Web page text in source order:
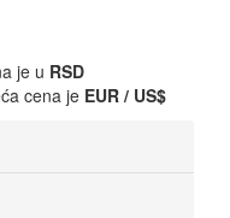
je u RSD
cena je EUR / US$